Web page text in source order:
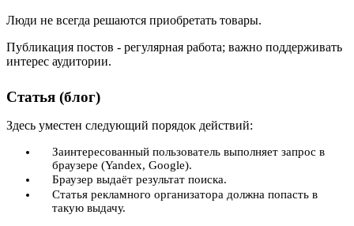
Люди не всегда решаются приобретать товары.
Публикация постов - регулярная работа; важно поддерживать
интерес аудитории.
Статья (блог)
Здесь уместен следующий порядок действий:
Заинтересованный пользователь выполняет запрос в
браузере (Yandex, Google).
Браузер выдаёт результат поиска.
Статья рекламного организатора должна попасть в
такую выдачу.